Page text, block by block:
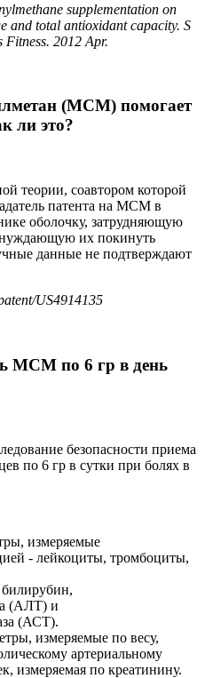
supplementation on
and total antioxidant capacity. S
Fitness. 2012 Apr.
(МСМ) помогает
ли это?
теории, соавтором которой
патента на МСМ в
оболочку, затрудняющую
их покинуть
данные не подтверждают
US4914135
МСМ по 6 гр в день
безопасности приема
по 6 гр в сутки при болях в
измеряемые
- лейкоциты, тромбоциты,
(АЛТ) и
(АСТ).
измеряемые по весу,
артериальному
измеряемая по креатинину.